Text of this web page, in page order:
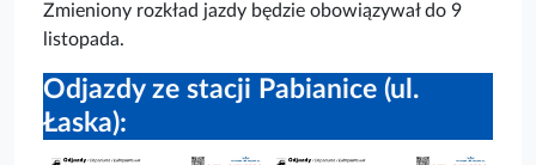
Zmieniony rozkład jazdy będzie obowiązywał do 9
listopada.
Odjazdy ze stacji Pabianice (ul.
Łaska):